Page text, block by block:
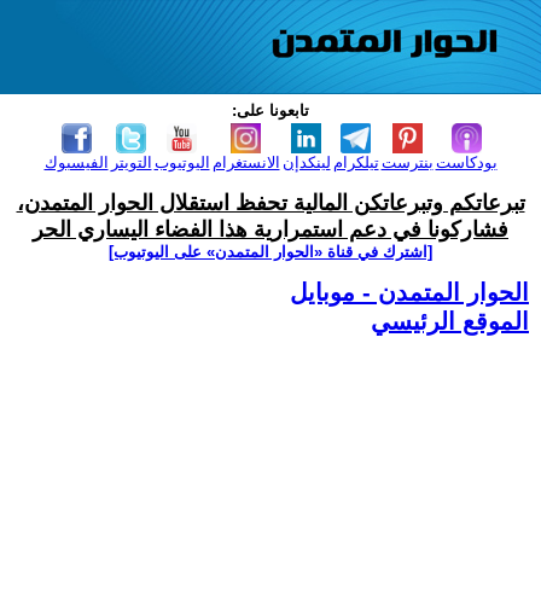
تابعونا على:
الفيسبوك التويتر اليوتيوب الانستغرام لينكدإن تيلكرامبنترست بودكاست
تبرعاتكم وتبرعاتكن المالية تحفظ استقلال الحوار المتمدن،
فشاركونا في دعم استمرارية هذا الفضاء اليساري الحر
[اشترك في قناة ‫«الحوار المتمدن» على اليوتيوب]
الحوار المتمدن - موبايل
الموقع الرئيسي